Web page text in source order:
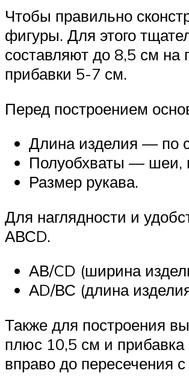
Чтобы правильно
фигуры. Для этого
составляют до 8,5 см на
прибавки 5-7 см.
Перед построением
Длина изделия — по
Полуобхваты — шеи,
Размер рукава.
Для наглядности и
АВСD.
АВ/CD (ширина
АD/ВС (длина
Также для построения
плюс 10,5 см и прибавка
вправо до пересечения